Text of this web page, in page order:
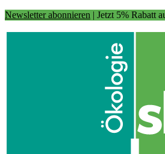
Newsletter abonnieren | Jetzt 5% Rabatt